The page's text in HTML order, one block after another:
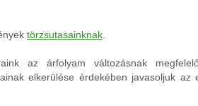
törzsutasainknak.
az árfolyam változásnak
elkerülése érdekében javasoljuk